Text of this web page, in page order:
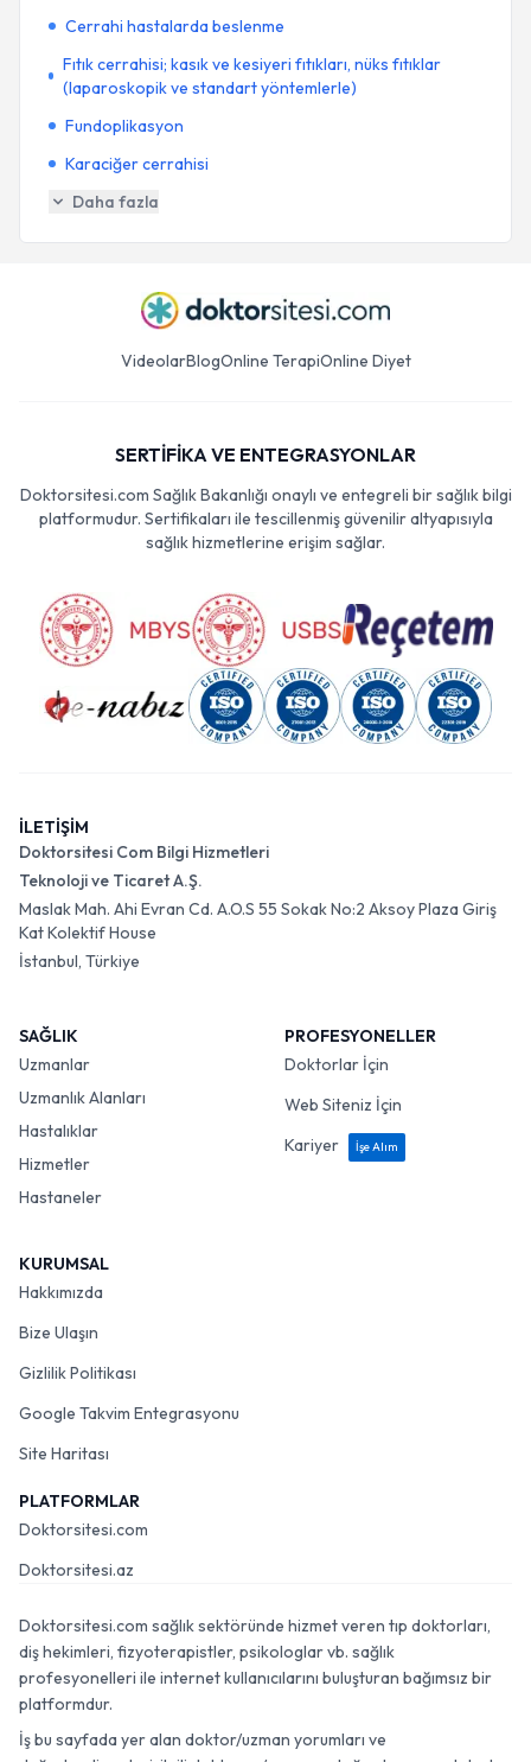
Cerrahi hastalarda beslenme
Fıtık cerrahisi; kasık ve kesiyeri fıtıkları, nüks fıtıklar
(laparoskopik ve standart yöntemlerle)
Fundoplikasyon
Karaciğer cerrahisi
Daha fazla
VideolarBlogOnline TerapiOnline Diyet
SERTİFİKA VE ENTEGRASYONLAR
Doktorsitesi.com Sağlık Bakanlığı onaylı ve entegreli bir sağlık bilgi
platformudur. Sertifikaları ile tescillenmiş güvenilir altyapısıyla
sağlık hizmetlerine erişim sağlar.
İLETİŞİM
Doktorsitesi Com Bilgi Hizmetleri
Teknoloji ve Ticaret A.Ş.
Maslak Mah. Ahi Evran Cd. A.O.S 55 Sokak No:2 Aksoy Plaza Giriş
Kat Kolektif House
İstanbul, Türkiye
SAĞLIK
Uzmanlar
Uzmanlık Alanları
Hastalıklar
Hizmetler
Hastaneler
PROFESYONELLER
Doktorlar İçin
Web Siteniz İçin
Kariyer
İşe Alım
KURUMSAL
Hakkımızda
Bize Ulaşın
Gizlilik Politikası
Google Takvim Entegrasyonu
Site Haritası
PLATFORMLAR
Doktorsitesi.com
Doktorsitesi.az
Doktorsitesi.com sağlık sektöründe hizmet veren tıp doktorları,
diş hekimleri, fizyoterapistler, psikologlar vb. sağlık
profesyonelleri ile internet kullanıcılarını buluşturan bağımsız bir
platformdur.
İş bu sayfada yer alan doktor/uzman yorumları ve